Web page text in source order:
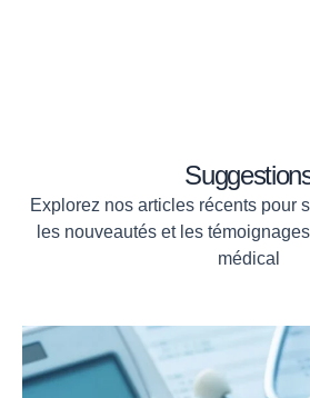
Explorez nos articles récents pour
les nouveautés et les
médical